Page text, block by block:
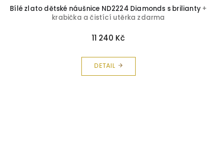
Bílé zlato dětské náušnice ND2224 Diamonds s brilianty +
krabička a čistící utěrka zdarma
11 240 Kč
DETAIL